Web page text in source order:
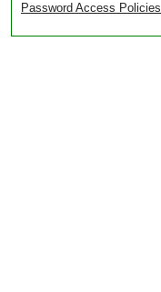
Password Access Policies